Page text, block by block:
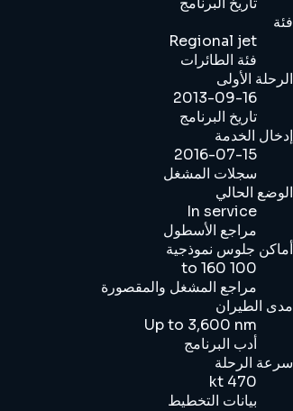
فئة
Regional jet
فئة الطائرات
الرحلة الأولى
2013-09-16
تاريخ البرنامج
إدخال الخدمة
2016-07-15
سجلات المشغل
الوضع الحالي
In service
مراجع الأسطول
أماكن جلوس نموذجية
100 to 160
مراجع المشغل والمقصورة
مدى الطيران
Up to 3,600 nm
أدب البرنامج
سرعة الرحلة
470 kt
بيانات التخطيط